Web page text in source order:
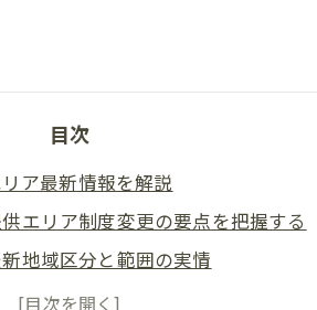
目次
ア最新情報を解説
エリア制度変更の要点を把握する
地域区分と範囲の実情
供エリア拡大に伴う影響とは